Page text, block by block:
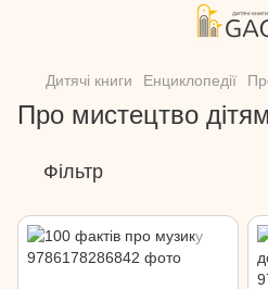
Дитячі книги Енциклопедії
Про мистецтво дітям
Фільтр